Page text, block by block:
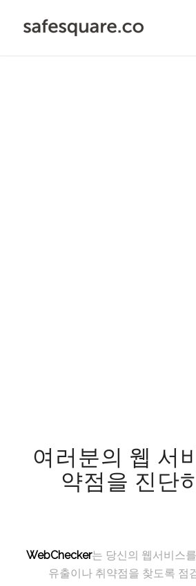
여러분의 웹 서
약점을 진단
WebChecker는 당신의 웹서비스
유출이나 취약점을 찾도록 점